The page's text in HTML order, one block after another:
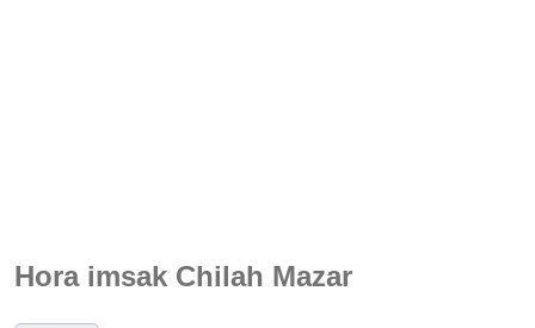
Hora imsak Chilah Mazar